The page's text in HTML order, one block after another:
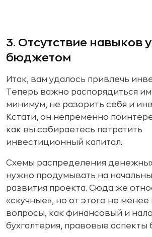
3. Отсутствие навыков
бюджетом
Итак, вам удалось привлечь
Теперь важно распорядиться им
минимум, не разорить себя и
Кстати, он непременно
как вы собираетесь потратить
инвестиционный капитал.
Схемы распределения
нужно продумывать на
развития проекта. Сюда же
«скучные», но от этого не
вопросы, как финансовый и
бухгалтерия, правовые аспекты